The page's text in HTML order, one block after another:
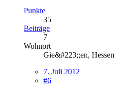
Punkte
35
Beiträge
7
Wohnort
Gie&#223;;en, Hessen
7. Juli 2012
#6